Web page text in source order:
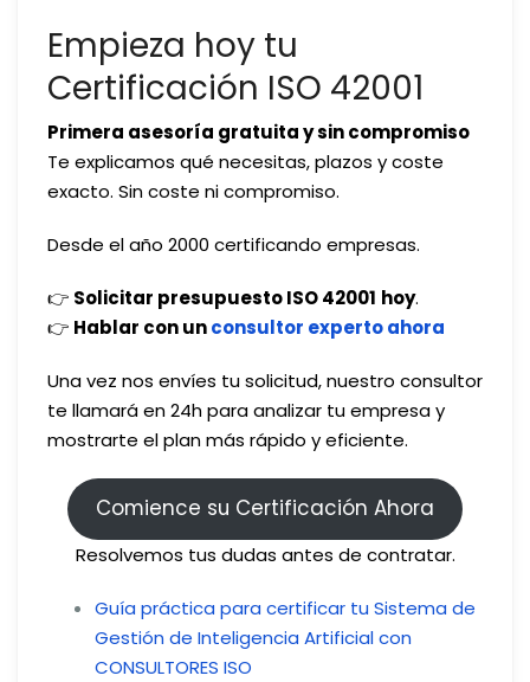
Empieza hoy tu
Certificación ISO 42001
Primera asesoría gratuita y sin compromiso
Te explicamos qué necesitas, plazos y coste
exacto. Sin coste ni compromiso.
Desde el año 2000 certificando empresas.
👉 Solicitar presupuesto ISO 42001 hoy.
👉 Hablar con unconsultor experto ahora
Una vez nos envíes tu solicitud, nuestro consultor
te llamará en 24h para analizar tu empresa y
mostrarte el plan más rápido y eficiente.
Comience su Certificación Ahora
Resolvemos tus dudas antes de contratar.
Guía práctica para certificar tu Sistema de
Gestión de Inteligencia Artificial con
CONSULTORES ISO